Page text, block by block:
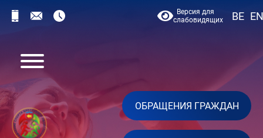
Версия для
слабовидящих
BE EN
ОБРАЩЕНИЯ ГРАЖДАН